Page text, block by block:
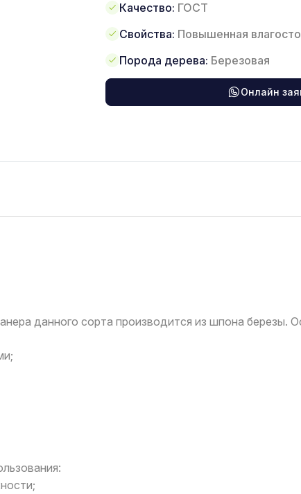
Качество: ГОСТ
Свойства: Повышенная
Порода дерева: Березовая
Онлайн
данного сорта производится из шпона березы.